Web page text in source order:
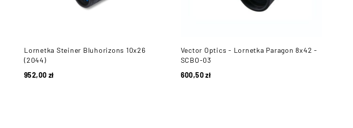
Lornetka Steiner Bluhorizons 10x26
(2044)
952,00 zł
Vector Optics - Lornetka Paragon 8x42 -
SCBO-03
600,50zł